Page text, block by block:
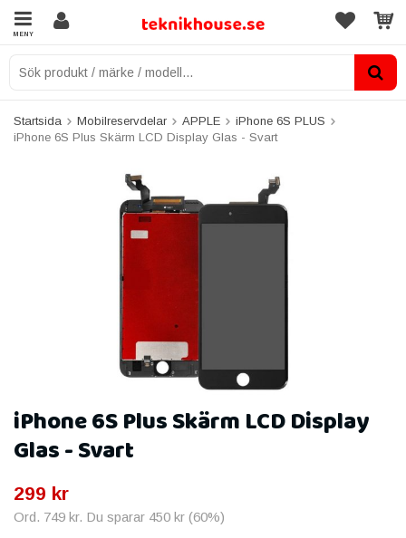
MENY
Startsida Mobilreservdelar APPLE
iPhone 6S PLUS
iPhone 6S Plus Skärm LCD Display Glas - Svart
iPhone 6S Plus Skärm LCD Display
Glas - Svart
299 kr
Ord. 749 kr. Du sparar 450 kr (60%)